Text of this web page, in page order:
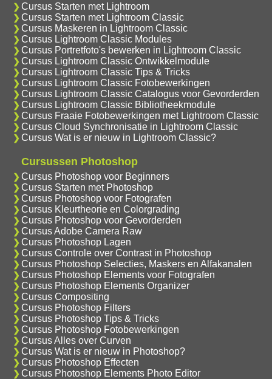
Cursus Starten met Lightroom
Cursus Starten met Lightroom Classic
Cursus Maskeren in Lightroom Classic
Cursus Lightroom Classic Modules
Cursus Portretfoto's bewerken in Lightroom Classic
Cursus Lightroom Classic Ontwikkelmodule
Cursus Lightroom Classic Tips & Tricks
Cursus Lightroom Classic Fotobewerkingen
Cursus Lightroom Classic Catalogus voor Gevorderden
Cursus Lightroom Classic Bibliotheekmodule
Cursus Fraaie Fotobewerkingen met Lightroom Classic
Cursus Cloud Synchronisatie in Lightroom Classic
Cursus Wat is er nieuw in Lightroom Classic?
Cursussen Photoshop
Cursus Photoshop voor Beginners
Cursus Starten met Photoshop
Cursus Photoshop voor Fotografen
Cursus Kleurtheorie en Colorgrading
Cursus Photoshop voor Gevorderden
Cursus Adobe Camera Raw
Cursus Photoshop Lagen
Cursus Controle over Contrast in Photoshop
Cursus Photoshop Selecties, Maskers en Alfakanalen
Cursus Photoshop Elements voor Fotografen
Cursus Photoshop Elements Organizer
Cursus Compositing
Cursus Photoshop Filters
Cursus Photoshop Tips & Tricks
Cursus Photoshop Fotobewerkingen
Cursus Alles over Curven
Cursus Wat is er nieuw in Photoshop?
Cursus Photoshop Effecten
Cursus Photoshop Elements Photo Editor